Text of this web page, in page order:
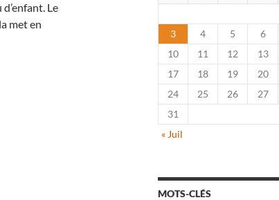
Le
met en
3
4 5 6
10
11 12 13
17
18 19 20
24
25 26 27
31
« Juil
MOTS-CLÉS